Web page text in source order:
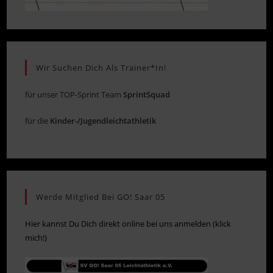
Wir Suchen Dich Als Trainer*in!
für unser TOP-Sprint Team SprintSquad
für die Kinder-/Jugendleichtathletik
Werde Mitglied Bei GO! Saar 05
Hier kannst Du Dich direkt online bei uns anmelden (klick
mich!)